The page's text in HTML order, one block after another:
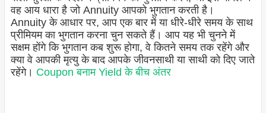
वह आय धारा है जो Annuity आपको भुगतान करती है।
Annuity के आधार पर, आप एक बार में या धीरे-धीरे समय के साथ
प्रीमियम का भुगतान करना चुन सकते हैं। आप यह भी चुनने में
सक्षम होंगे कि भुगतान कब शुरू होगा, वे कितने समय तक रहेंगे और
क्या वे आपकी मृत्यु के बाद आपके जीवनसाथी या साथी को दिए जाते
रहेंगे। Coupon बनाम Yield के बीच अंतर